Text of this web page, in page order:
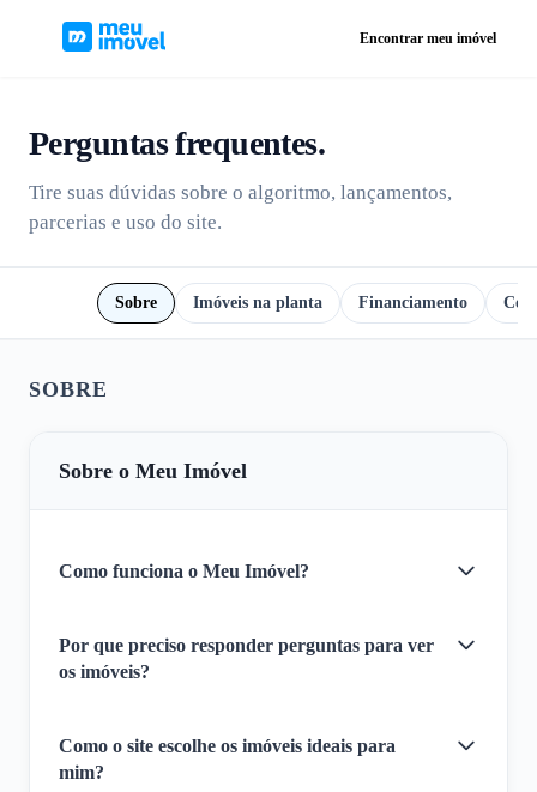
Encontrar meu imóvel
Perguntas frequentes.
Tire suas dúvidas sobre o algoritmo, lançamentos,
parcerias e uso do site.
Sobre Imóveis na planta Financiamento
SOBRE
Sobre o Meu Imóvel
Como funciona o Meu Imóvel?
Por que preciso responder perguntas para ver
os imóveis?
Como o site escolhe os imóveis ideais para
mim?